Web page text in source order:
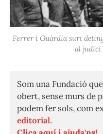
Ferrer i Guàrdia surt
al judici
Som una Fundació
obert, sense murs de
podem fer sols, com
editorial.